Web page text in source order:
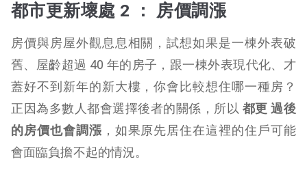
都市更新壞處 2 ： 房價調漲
房價與房屋外觀息息相關，試想如果是一棟外表破
舊、屋齡超過 40 年的房子，跟一棟外表現代化、才
蓋好不到新年的新大樓，你會比較想住哪一種房？
正因為多數人都會選擇後者的關係，所以 都更 過後
的房價也會調漲 ，如果原先居住在這裡的住戶可能
會面臨負擔不起的情況。